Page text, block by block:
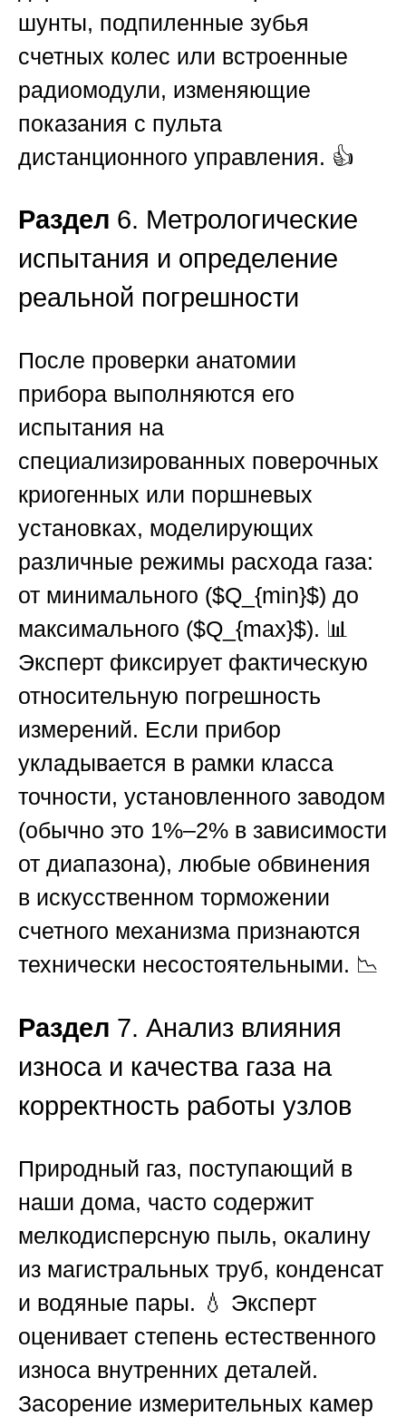
шунты, подпиленные зубья
счетных колес или встроенные
радиомодули, изменяющие
показания с пульта
дистанционного управления. 👍
Раздел 6. Метрологические
испытания и определение
реальной погрешности
После проверки анатомии
прибора выполняются его
испытания на
специализированных поверочных
криогенных или поршневых
установках, моделирующих
различные режимы расхода газа:
от минимального ($Q_{min}$) до
максимального ($Q_{max}$). 📊
Эксперт фиксирует фактическую
относительную погрешность
измерений. Если прибор
укладывается в рамки класса
точности, установленного заводом
(обычно это 1%–2% в зависимости
от диапазона), любые обвинения
в искусственном торможении
счетного механизма признаются
технически несостоятельными. 📉
Раздел 7. Анализ влияния
износа и качества газа на
корректность работы узлов
Природный газ, поступающий в
наши дома, часто содержит
мелкодисперсную пыль, окалину
из магистральных труб, конденсат
и водяные пары. 💧 Эксперт
оценивает степень естественного
износа внутренних деталей.
Засорение измерительных камер